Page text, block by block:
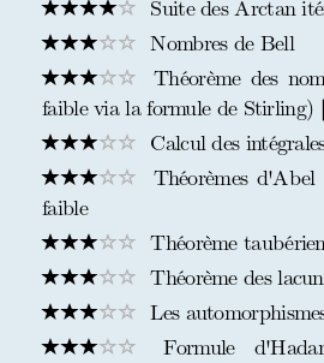
Suite des Arctan
Nombres de Bell
Théorème des
faible via la formule de Stirling) [
Calcul des
Théorèmes
faible
Théorème
Théorème des
Les
Formule